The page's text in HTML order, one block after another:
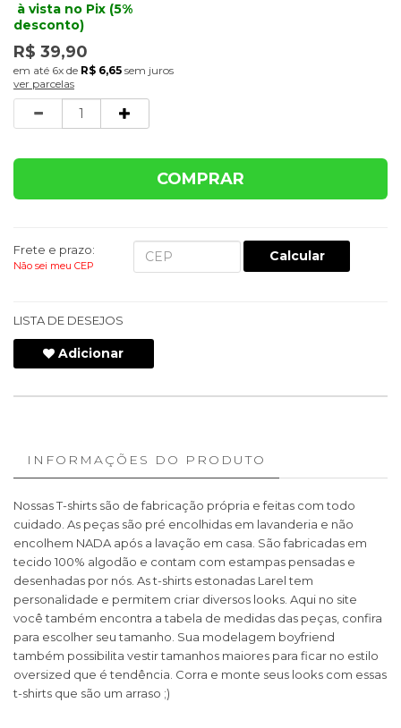
à vista no Pix (5%
desconto)
R$ 39,90
6x de R$ 6,65 sem juros
ver parcelas
Quantidade
COMPRAR
Frete e prazo:
Não sei meu CEP
Calcular
LISTA DE DESEJOS
Adicionar
INFORMAÇÕES DO PRODUTO
Nossas T-shirts são de fabricação própria e feitas com todo
cuidado. As peças são pré encolhidas em lavanderia e não
encolhem NADA após a lavação em casa. São fabricadas em
tecido 100% algodão e contam com estampas pensadas e
desenhadas por nós. As t-shirts estonadas Larel tem
personalidade e permitem criar diversos looks. Aqui no site
você também encontra a tabela de medidas das peças, confira
para escolher seu tamanho. Sua modelagem boyfriend
também possibilita vestir tamanhos maiores para ficar no estilo
oversized que é tendência. Corra e monte seus looks com essas
t-shirts que são um arraso ;)